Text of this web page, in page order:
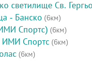
светилище Св.
- Банско (6км)
Спортс) (6км)
ИМИ Спортс (6км)
(6км)